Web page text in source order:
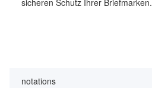
sicheren Schutz Ihrer Briefmarken.
notations